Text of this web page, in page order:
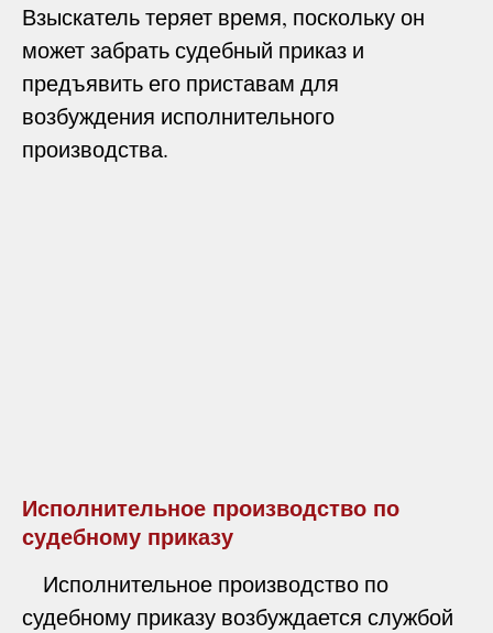
Взыскатель теряет время, поскольку он
может забрать судебный приказ и
предъявить его приставам для
возбуждения исполнительного
производства.
Исполнительное производство по
судебному приказу
Исполнительное производство по
судебному приказу возбуждается службой